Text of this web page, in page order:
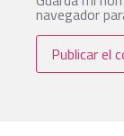
navegador